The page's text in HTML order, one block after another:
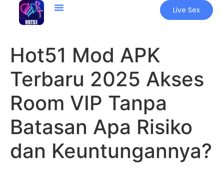
Live Sex
Hot51 Mod APK
Terbaru 2025 Akses
Room VIP Tanpa
Batasan Apa Risiko
dan Keuntungannya?